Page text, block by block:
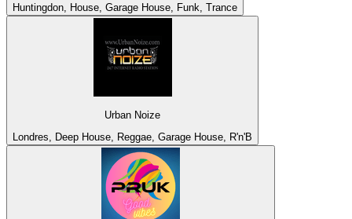
Huntingdon, House, Garage House, Funk, Trance
Urban Noize
Londres, Deep House, Reggae, Garage House, R'n'B